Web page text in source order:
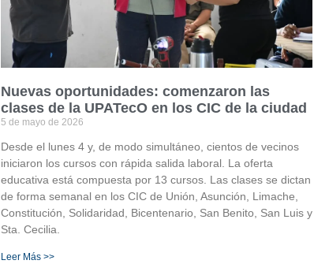
Nuevas oportunidades: comenzaron las
clases de la UPATecO en los CIC de la ciudad
5 de mayo de 2026
Desde el lunes 4 y, de modo simultáneo, cientos de vecinos
iniciaron los cursos con rápida salida laboral. La oferta
educativa está compuesta por 13 cursos. Las clases se dictan
de forma semanal en los CIC de Unión, Asunción, Limache,
Constitución, Solidaridad, Bicentenario, San Benito, San Luis y
Sta. Cecilia.
Leer Más >>